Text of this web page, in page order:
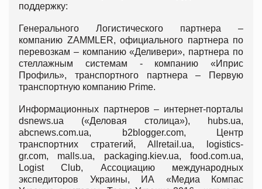
поддержку:
Генерального Логистического партнера –
компанию ZAMMLER, официального партнера по
перевозкам – компанию «Деливери», партнера по
стеллажным системам - компанию «Иприс
Профиль», транспортного партнера – Первую
транспортную компанию Prime.
Информационных партнеров – интернет-порталы
dsnews.ua («Деловая столица»), hubs.ua,
abcnews.com.ua, b2blogger.com, Центр
транспортних стратегий, Allretail.ua, logistics-
gr.com, malls.ua, packaging.kiev.ua, food.com.ua,
Logist Club, Ассоциацию международных
экспедиторов Украины, ИА «Медиа Компас